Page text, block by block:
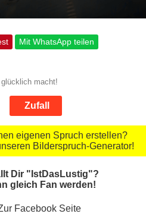
Mit WhatsApp teilen
macht!
Zufall
eigenen Spruch erstellen?
Bilderspruch-Generator!
Dir "IstDasLustig"?
gleich Fan werden!
Facebook Seite